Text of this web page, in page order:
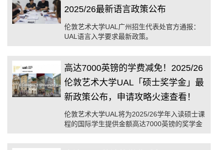
2025/26最新语言政策公布
伦敦艺术大学UAL广州招生代表处官方通报：
UAL语言入学要求最新政策。
高达7000英镑的学费减免！2025/26
伦敦艺术大学UAL「硕士奖学金」最
新政策公布，申请攻略火速查看！
伦敦艺术大学UAL将为2025/26学年入读硕士课
程的国际学生提供金额高达7000英镑的奖学金